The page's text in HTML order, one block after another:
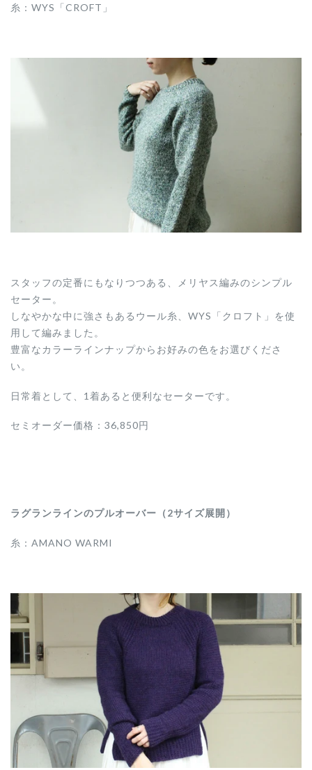
糸：WYS「CROFT」
スタッフの定番にもなりつつある、メリヤス編みのシンプル
セーター。
しなやかな中に強さもあるウール糸、WYS「クロフト」を使
用して編みました。
豊富なカラーラインナップからお好みの色をお選びくださ
い。
日常着として、1着あると便利なセーターです。
セミオーダー価格：36,850円
ラグランラインのプルオーバー（2サイズ展開）
糸： AMANO WARMI